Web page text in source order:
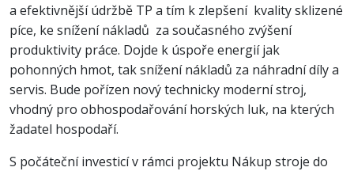
a efektivnější údržbě TP a tím k zlepšení kvality sklizené
píce, ke snížení nákladů za současného zvýšení
produktivity práce. Dojde k úspoře energií jak
pohonných hmot, tak snížení nákladů za náhradní díly a
servis. Bude pořízen nový technicky moderní stroj,
vhodný pro obhospodařování horských luk, na kterých
žadatel hospodaří.
S počáteční investicí v rámci projektu Nákup stroje do